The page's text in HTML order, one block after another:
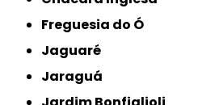
Freguesia do Ó
Jaguaré
Jaraguá